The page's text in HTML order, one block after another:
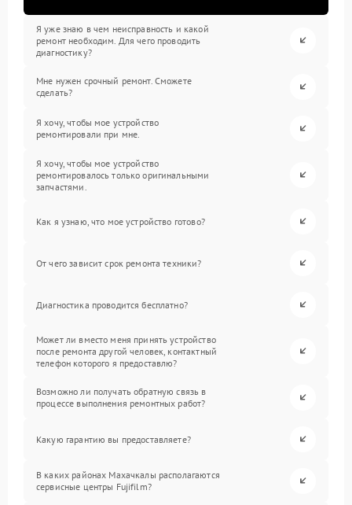
Я уже знаю в чем неисправность и какой
ремонт необходим. Для чего проводить
диагностику?
Мне нужен срочный ремонт. Сможете
сделать?
Я хочу, чтобы мое устройство
ремонтировали при мне.
Я хочу, чтобы мое устройство
ремонтировалось только оригинальными
запчастями.
Как я узнаю, что мое устройство готово?
От чего зависит срок ремонта техники?
Диагностика проводится бесплатно?
Может ли вместо меня принять устройство
после ремонта другой человек, контактный
телефон которого я предоставлю?
Возможно ли получать обратную связь в
процессе выполнения ремонтных работ?
Какую гарантию вы предоставляете?
В каких районах Махачкалы располагаются
сервисные центры Fujifilm?